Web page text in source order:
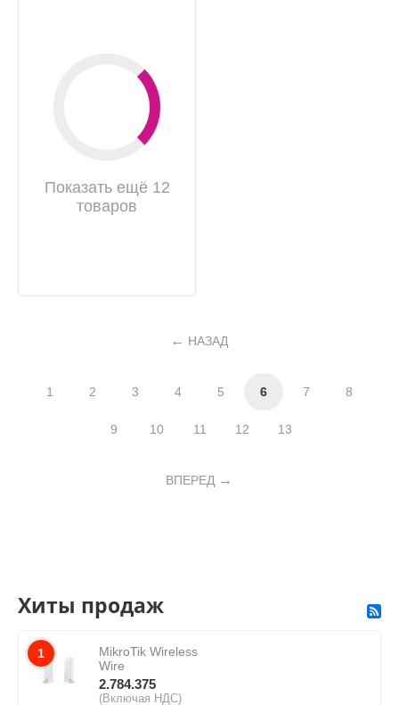
Показать ещё 12
товаров
НАЗАД
1 2 3 4 5 6 7 8
9 10 11 12 13
ВПЕРЕД
Хиты продаж
1
MikroTik Wireless
Wire
2.784.375
(Включая НДС)